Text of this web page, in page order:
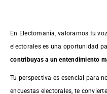
En Electomanía, valoramos tu
electorales es una oportunidad
contribuyas a un entendimiento
Tu perspectiva es esencial para
encuestas electorales, te